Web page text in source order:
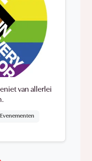
van allerlei
Evenementen